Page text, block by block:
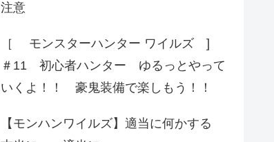
注意
［ モンスターハンター ワイルズ ]
＃11 初心者ハンター ゆるっとやって
いくよ！！ 豪鬼装備で楽しもう！！
【モンハンワイルズ】適当に何かする